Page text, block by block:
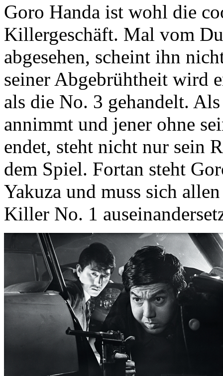
Goro Handa ist wohl die
Killergeschäft. Mal vom
abgesehen, scheint ihn
seiner Abgebrühtheit wird
als die No. 3 gehandelt.
annimmt und jener ohne
endet, steht nicht nur sein
dem Spiel. Fortan steht
Yakuza und muss sich
Killer No. 1